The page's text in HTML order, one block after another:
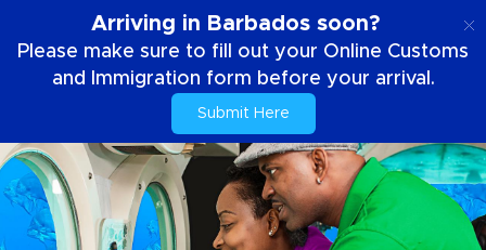
Arriving in Barbados soon?
Please make sure to fill out your Online Customs
and Immigration form before your arrival.
Submit Here